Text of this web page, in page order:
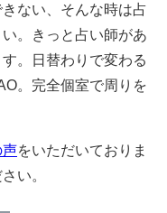
ない、そんな時は占
。きっと占い師があ
。日替わりで変わる
。完全個室で周りを
声をいただいておりま
い。